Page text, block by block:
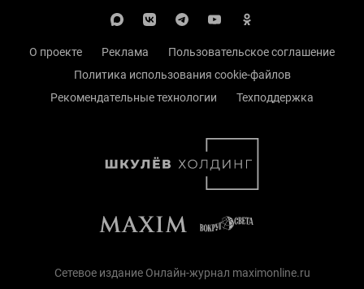
О проекте Реклама
Пользовательское соглашение
Политика использования cookie-файлов
Рекомендательные технологии
Техподдержка
Сетевое издание Онлайн-журнал maximonline.ru